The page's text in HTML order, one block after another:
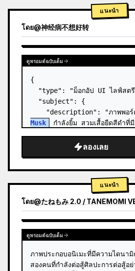
แนะนำ
โดย@神经病不想好转
ดูพรอมต์ฉบับเต็ม
{
"type": "ม็อกอัป UI ไลฟ์สต
  "subject": {
"description": "ภาพพอ
Musk
กำลังยิ้ม สวมเสื้อยืดสีดำที่
"background": "ด้านซ้าย
ข้อความ '{argument n…
ลองเลย
แนะนำ
โดย@たねもみ 2.0 / TANEMOMI
ดูพรอมต์ฉบับเต็ม
ภาพประกอบอนิเมะที่มีความไดนามิ
สองคนที่กำลังต่อสู้ศิลปะการต่อสู้อย่